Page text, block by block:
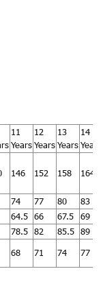
11
Years
12
Years
13
Years
14
Years
146 152 158 164
74 77 80
83
64.5 66 67.5
69
78.5 82 85.5 89
68 71 74 77